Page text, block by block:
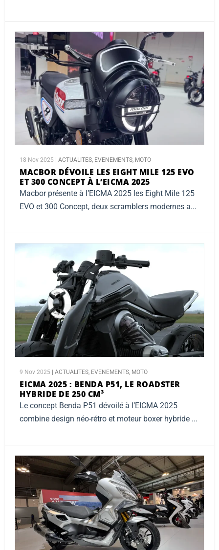
18 Nov 2025 ACTUALITES, EVENEMENTS, MOTO
MACBOR DÉVOILE LES EIGHT MILE 125 EVO
ET 300 CONCEPT À L’EICMA 2025
Macbor présente à l’EICMA 2025 les Eight Mile 125
EVO et 300 Concept, deux scramblers modernes a...
9 Nov 2025 | ACTUALITES, EVENEMENTS, MOTO
EICMA 2025 : BENDA P51, LE ROADSTER
HYBRIDE DE 250 CM³
Le concept Benda P51 dévoilé à l’EICMA 2025
combine design néo-rétro et moteur boxer hybride ...